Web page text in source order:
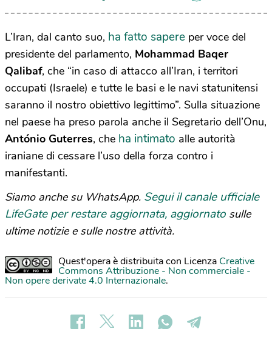
L’Iran, dal canto suo, ha fatto sapere per voce del
presidente del parlamento, Mohammad Baqer
Qalibaf, che “in caso di attacco all’Iran, i territori
occupati (Israele) e tutte le basi e le navi statunitensi
saranno il nostro obiettivo legittimo”. Sulla situazione
nel paese ha preso parola anche il Segretario dell’Onu,
António Guterres, che ha intimato alle autorità
iraniane di cessare l’uso della forza contro i
manifestanti.
Siamo anche su WhatsApp. Segui il canale ufficiale
LifeGate per restare aggiornata, aggiornato sulle
ultime notizie e sulle nostre attività.
Quest'opera è distribuita con Licenza Creative
Commons Attribuzione - Non commerciale -
Non opere derivate 4.0 Internazionale.